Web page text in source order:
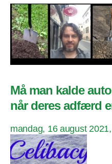
Må man kalde
når deres adfærd
mandag, 16 august